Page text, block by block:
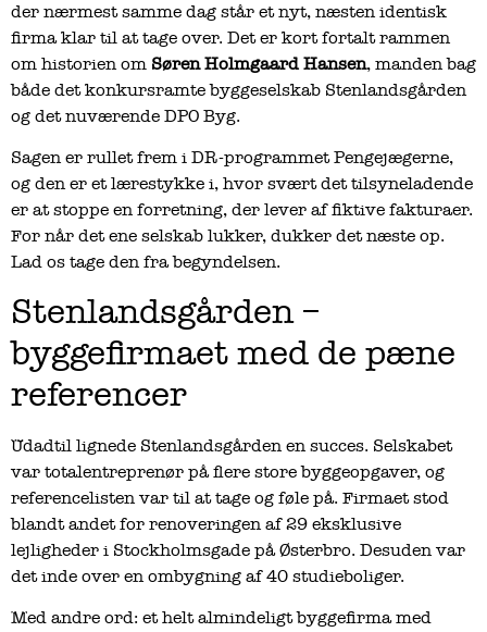
der nærmest samme dag står et nyt, næsten identisk
firma klar til at tage over. Det er kort fortalt rammen
om historien om Søren Holmgaard Hansen, manden bag
både det konkursramte byggeselskab Stenlandsgården
og det nuværende DPO Byg.
Sagen er rullet frem i DR-programmet Pengejægerne,
og den er et lærestykke i, hvor svært det tilsyneladende
er at stoppe en forretning, der lever af fiktive fakturaer.
For når det ene selskab lukker, dukker det næste op.
Lad os tage den fra begyndelsen.
Stenlandsgården –
byggefirmaet med de pæne
referencer
Udadtil lignede Stenlandsgården en succes. Selskabet
var totalentreprenør på flere store byggeopgaver, og
referencelisten var til at tage og føle på. Firmaet stod
blandt andet for renoveringen af 29 eksklusive
lejligheder i Stockholmsgade på Østerbro. Desuden var
det inde over en ombygning af 40 studieboliger.
Med andre ord: et helt almindeligt byggefirma med